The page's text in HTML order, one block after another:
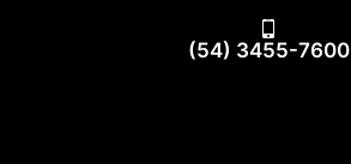
(54) 3455-7600